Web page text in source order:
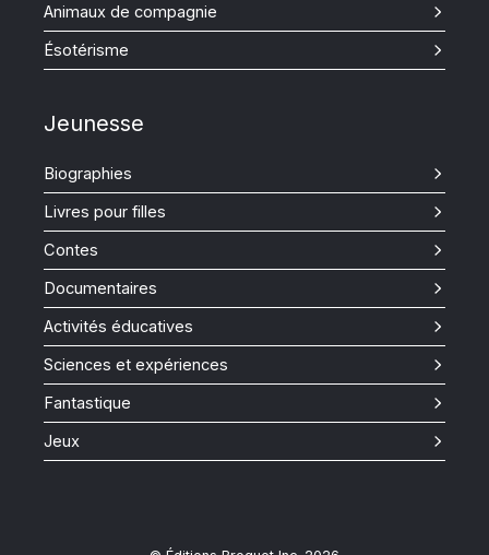
Animaux de compagnie
Ésotérisme
Jeunesse
Biographies
Livres pour filles
Contes
Documentaires
Activités éducatives
Sciences et expériences
Fantastique
Jeux